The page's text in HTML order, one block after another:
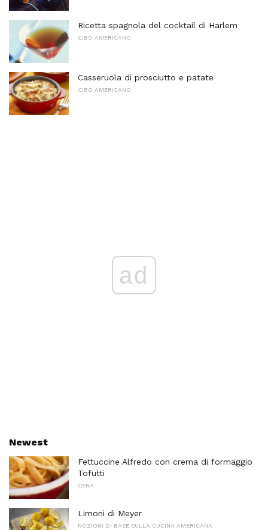
Ricetta spagnola del cocktail di Harlem
CIBO AMERICANO
Casseruola di prosciutto e patate
CIBO AMERICANO
ad
Newest
Fettuccine Alfredo con crema di formaggio
Tofutti
CENA
Limoni di Meyer
NOZIONI DI BASE SULLA CUCINA AMERICANA